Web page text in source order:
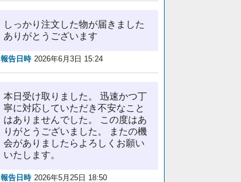
しっかり注文した物が届きました
ありがとうございます
報告日時 2026年6月3日 15:24
本日受け取りました。 迅速かつ丁
寧に対応していただき不安なこと
はありませんでした。 この度はあ
りがとうございました。 またの機
会がありましたらよろしくお願い
いたします。
報告日時 2026年5月25日 18:50